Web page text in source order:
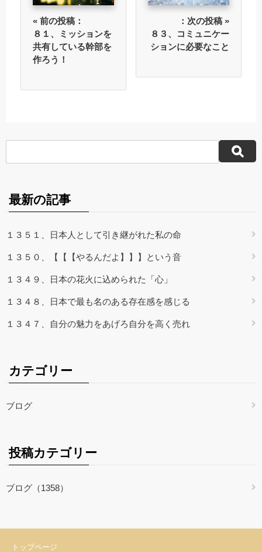
« 前の投稿：
８１、ミッションを
共有している幹部を
作ろう！
：次の投稿 »
８３、コミュニケー
ションに必要なこと
最新の記事
１３５１、日本人として引き継がれた私の命
１３５０、【【【やるんだよ】】】という音
１３４９、日本の花火に込められた「心」
１３４８、日本で最も名のある存在感を感じる
１３４７、自分の魅力をあげろ自分を高く売れ
カテゴリー
ブログ
投稿カテゴリー
ブログ（1358）
トップページ